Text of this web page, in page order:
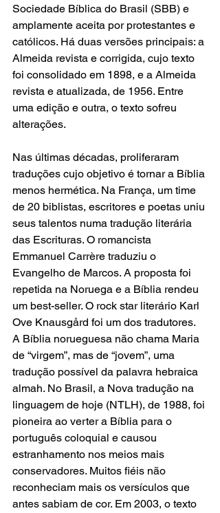
Sociedade Bíblica do Brasil (SBB) e
amplamente aceita por protestantes e
católicos. Há duas versões principais: a
Almeida revista e corrigida, cujo texto
foi consolidado em 1898, e a Almeida
revista e atualizada, de 1956. Entre
uma edição e outra, o texto sofreu
alterações.
Nas últimas décadas, proliferaram
traduções cujo objetivo é tornar a Bíblia
menos hermética. Na França, um time
de 20 biblistas, escritores e poetas uniu
seus talentos numa tradução literária
das Escrituras. O romancista
Emmanuel Carrère traduziu o
Evangelho de Marcos. A proposta foi
repetida na Noruega e a Bíblia rendeu
um best-seller. O rock star literário Karl
Ove Knausgård foi um dos tradutores.
A Bíblia norueguesa não chama Maria
de “virgem”, mas de “jovem”, uma
tradução possível da palavra hebraica
almah. No Brasil, a Nova tradução na
linguagem de hoje (NTLH), de 1988, foi
pioneira ao verter a Bíblia para o
português coloquial e causou
estranhamento nos meios mais
conservadores. Muitos fiéis não
reconheciam mais os versículos que
antes sabiam de cor. Em 2003, o texto